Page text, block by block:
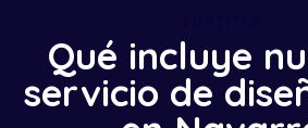
Qué incluye
servicio de